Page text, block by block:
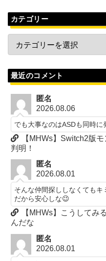
カテゴリー
最近のコメント
匿名
2026.08.06
でも大事なのはASDも同時
【MHWs】Switch2版
判明！
匿名
2026.08.01
そんな仲間探ししなくても
だから安心しな😉
【MHWs】こうしてみ
んだな
匿名
2026.08.01